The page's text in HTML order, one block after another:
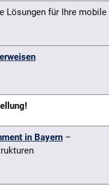
Lösungen für Ihre mobile
in Bayern –